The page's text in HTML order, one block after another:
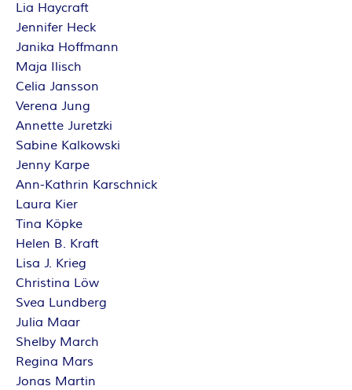
Lia Haycraft
Jennifer Heck
Janika Hoffmann
Maja Ilisch
Celia Jansson
Verena Jung
Annette Juretzki
Sabine Kalkowski
Jenny Karpe
Ann-Kathrin Karschnick
Laura Kier
Tina Köpke
Helen B. Kraft
Lisa J. Krieg
Christina Löw
Svea Lundberg
Julia Maar
Shelby March
Regina Mars
Jonas Martin